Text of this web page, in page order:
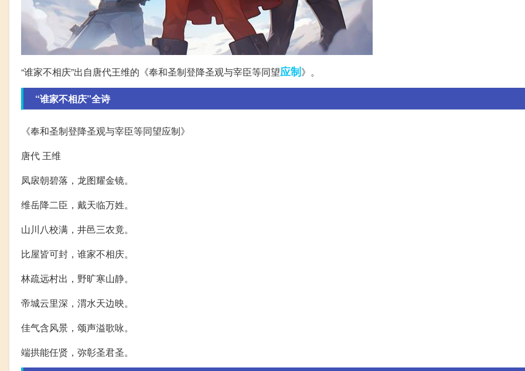
“谁家不相庆”出自唐代王维的《奉和圣制登降圣观与宰臣等同望应制》。
“谁家不相庆”全诗
《奉和圣制登降圣观与宰臣等同望应制》
唐代 王维
凤扆朝碧落，龙图耀金镜。
维岳降二臣，戴天临万姓。
山川八校满，井邑三农竟。
比屋皆可封，谁家不相庆。
林疏远村出，野旷寒山静。
帝城云里深，渭水天边映。
佳气含风景，颂声溢歌咏。
端拱能任贤，弥彰圣君圣。